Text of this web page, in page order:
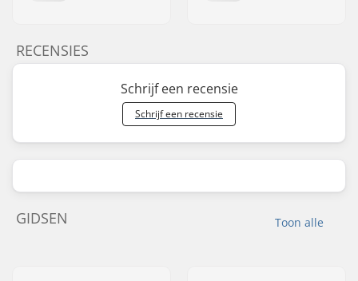
RECENSIES
Schrijf een recensie
Schrijf een recensie
Toon alle
GIDSEN